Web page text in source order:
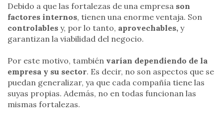
Debido a que las fortalezas de una empresa son
factores internos, tienen una enorme ventaja. Son
controlables y, por lo tanto, aprovechables, y
garantizan la viabilidad del negocio.
Por este motivo, también varían dependiendo de la
empresa y su sector. Es decir, no son aspectos que se
puedan generalizar, ya que cada compañía tiene las
suyas propias. Además, no en todas funcionan las
mismas fortalezas.